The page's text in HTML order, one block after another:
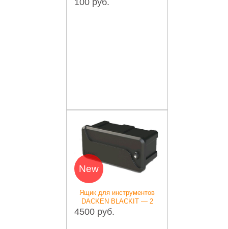
100 руб.
New
Ящик для инструментов
DACKEN BLACKIT — 2
4500 руб.